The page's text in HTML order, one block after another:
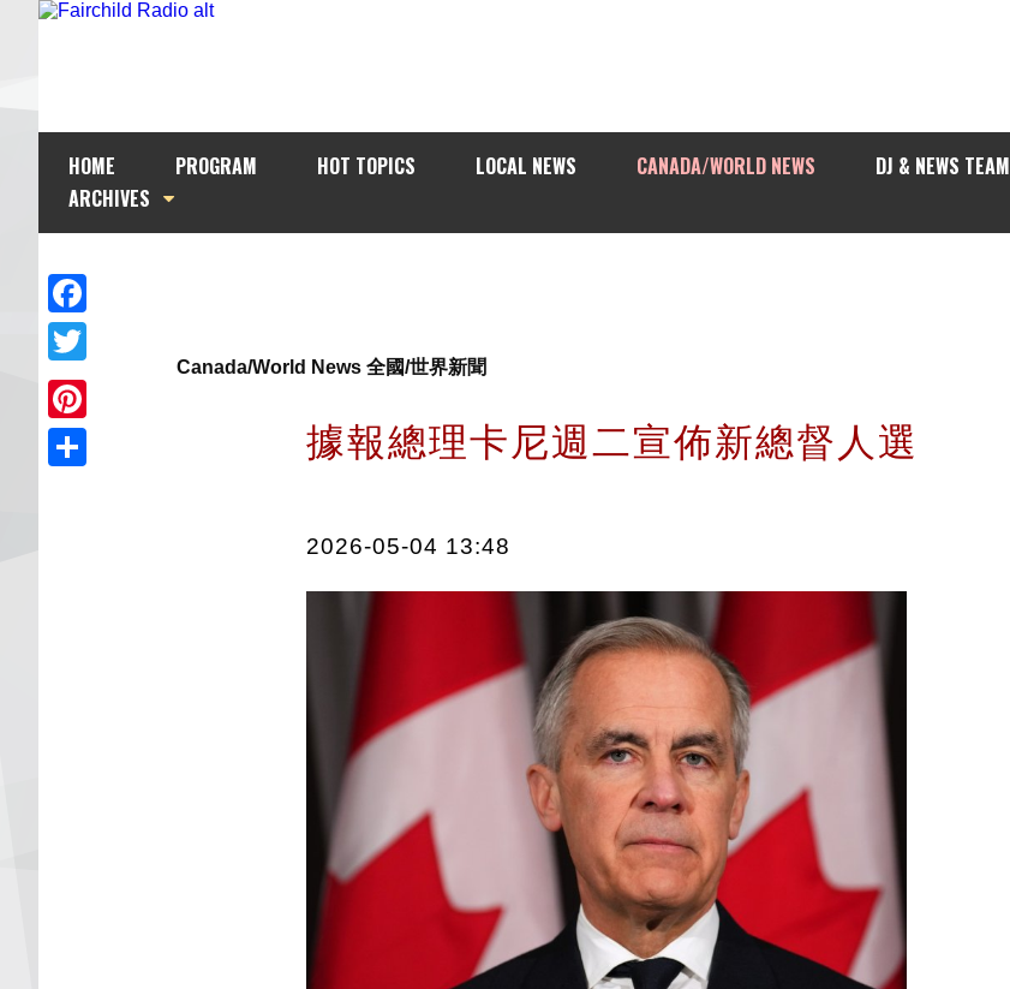
HOME PROGRAM HOT TOPICS LOCAL NEWS CANADA/WORLD NEWS DJ & NEWS TEAM
ARCHIVES
Facebook
Twitter
Pinterest
Canada/World News 全國/世界新聞
據報總理卡尼週二宣佈新總督人選
2026-05-04 13:48